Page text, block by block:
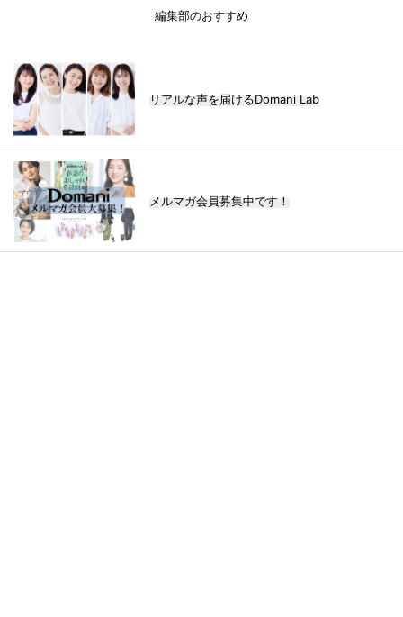
編集部のおすすめ
リアルな声を届けるDomani Lab
メルマガ会員募集中です！